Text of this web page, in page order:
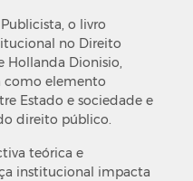
o livro
no Direito
Hollanda Dionisio,
como elemento
Estado e sociedade e
direito público.
teórica e
institucional impacta